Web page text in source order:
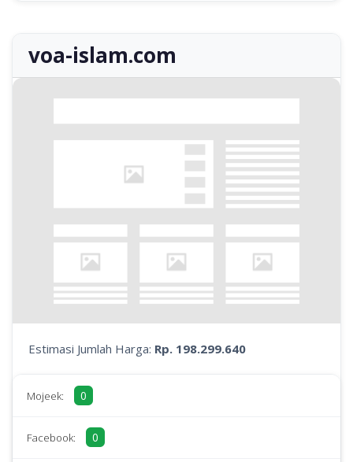
voa-islam.com
Estimasi Jumlah Harga: Rp. 198.299.640
Mojeek: 0
Facebook: 0